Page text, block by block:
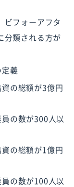
ビフォーアフタ
分類される方が
義
の総額が3億円
の数が300人以
の総額が1億円
の数が100人以